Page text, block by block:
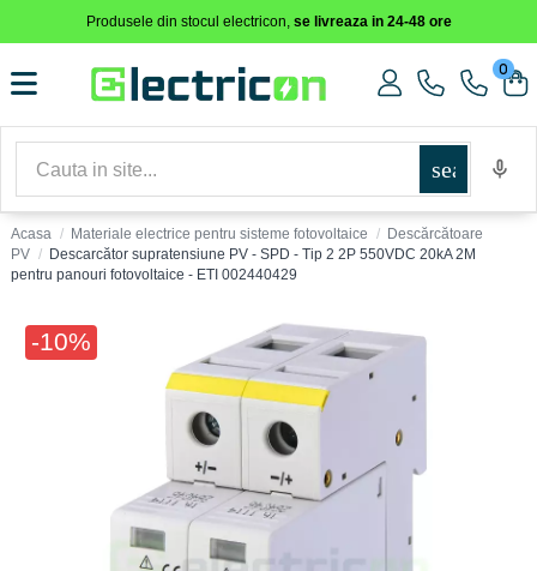
Produsele din stocul electricon, se livreaza in 24-48 ore
0
search
Acasa Materiale electrice pentru sisteme fotovoltaice
Descărcătoare
PV
Descarcător supratensiune PV - SPD - Tip 2 2P 550VDC 20kA 2M
pentru panouri fotovoltaice - ETI 002440429
-10%